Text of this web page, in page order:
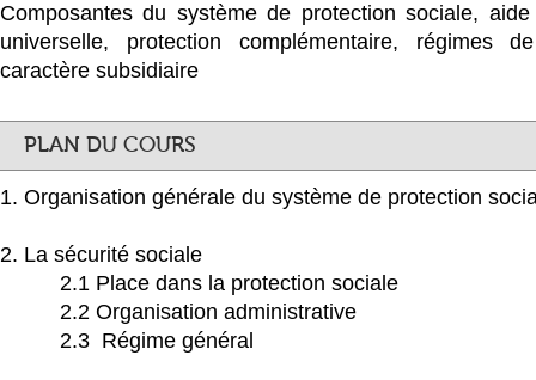
Composantes du système de protection sociale,
universelle, protection complémentaire, régimes
caractère subsidiaire
PLAN DU COURS
1. Organisation générale du système de protection
2. La sécurité sociale
2.1 Place dans la protection sociale
2.2 Organisation administrative
2.3 Régime général